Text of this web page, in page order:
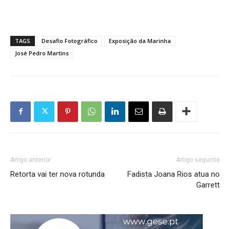
TAGS Desafio Fotográfico
Exposição da Marinha
José Pedro Martins
Artigo anterior
Retorta vai ter nova rotunda
Artigo seguinte
Fadista Joana Rios atua no
Garrett